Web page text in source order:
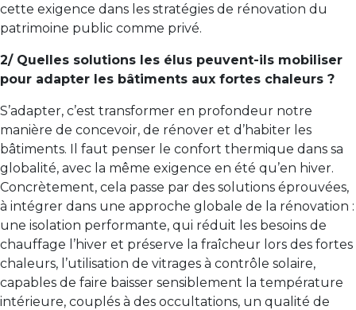
cette exigence dans les stratégies de rénovation du
patrimoine public comme privé.
2/ Quelles solutions les élus peuvent-ils mobiliser
pour adapter les bâtiments aux fortes chaleurs ?
S’adapter, c’est transformer en profondeur notre
manière de concevoir, de rénover et d’habiter les
bâtiments. Il faut penser le confort thermique dans sa
globalité, avec la même exigence en été qu’en hiver.
Concrètement, cela passe par des solutions éprouvées,
à intégrer dans une approche globale de la rénovation :
une isolation performante, qui réduit les besoins de
chauffage l’hiver et préserve la fraîcheur lors des fortes
chaleurs, l’utilisation de vitrages à contrôle solaire,
capables de faire baisser sensiblement la température
intérieure, couplés à des occultations, un qualité de